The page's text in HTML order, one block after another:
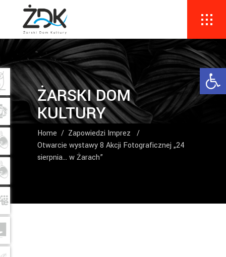
ŻARSKI DOM
KULTURY
Home / Zapowiedzi Imprez
/
Otwarcie wystawy 8 Akcji Fotograficznej „24
sierpnia… w Żarach”